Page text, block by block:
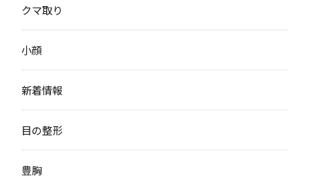
クマ取り
小顔
新着情報
目の整形
豊胸